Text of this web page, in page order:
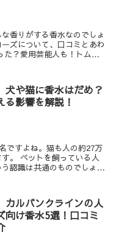
香りがする香水なのでしょ
ズについて、口コミとあわ
？愛用芸能人も！トムフ
犬や猫に香水はだめ？
る影響を解説！
ですよね。猫も人の約27万
。 ペットを飼っている人
認識は共通のものでしょ
カルバンクラインの人
向け香水5選！口コミ